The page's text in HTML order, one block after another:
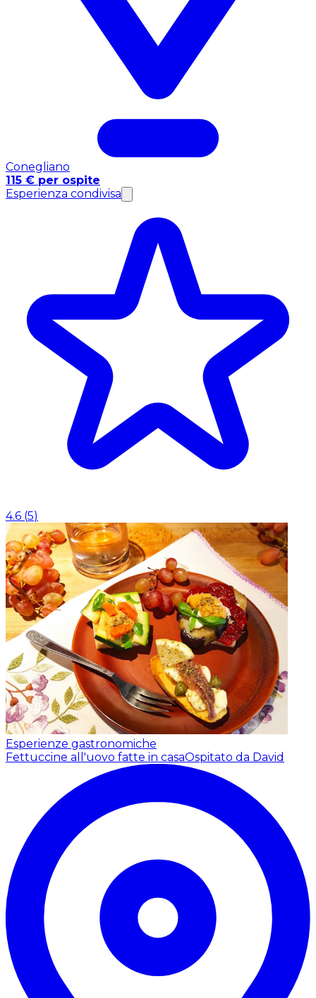
Conegliano
115 € per ospite
Esperienza condivisa
4.6 (5)
Esperienze gastronomiche
Fettuccine all'uovo fatte in casaOspitato da David